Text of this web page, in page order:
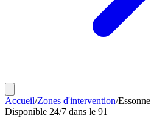
Accueil/Zones d'intervention/Essonne
Disponible 24/7 dans le 91